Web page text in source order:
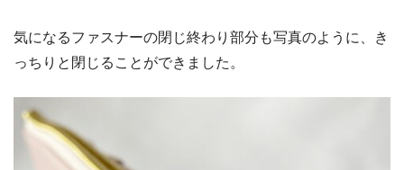
気になるファスナーの閉じ終わり部分も写真のように、き
っちりと閉じることができました。